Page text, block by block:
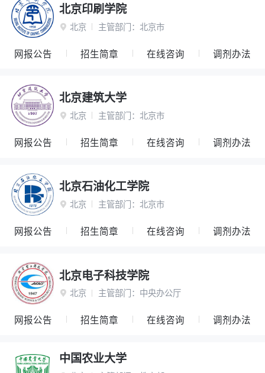
北京印刷学院
 北京 主管部门： 北京市
网报公告 招生简章 在线咨询 调剂办法
北京建筑大学
 北京 主管部门： 北京市
网报公告 招生简章 在线咨询 调剂办法
北京石油化工学院
 北京 主管部门： 北京市
网报公告 招生简章 在线咨询 调剂办法
北京电子科技学院
 北京 主管部门： 中央办公厅
网报公告 招生简章 在线咨询 调剂办法
中国农业大学